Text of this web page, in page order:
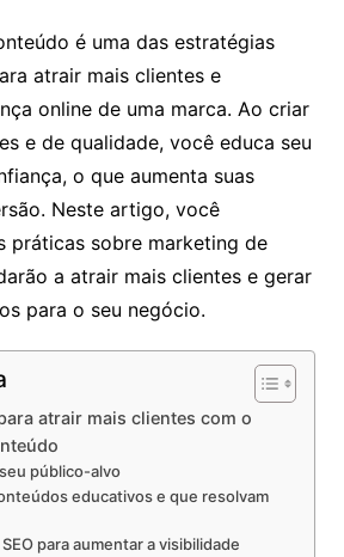
é uma das estratégias
atrair mais clientes e
online de uma marca. Ao criar
e de qualidade, você educa seu
o que aumenta suas
Neste artigo, você
práticas sobre marketing de
a atrair mais clientes e gerar
para o seu negócio.
atrair mais clientes com o
público-alvo
educativos e que resolvam
para aumentar a visibilidade